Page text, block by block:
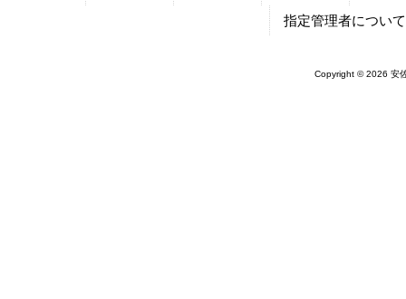
指定管理者について
Copyright © 2026 安